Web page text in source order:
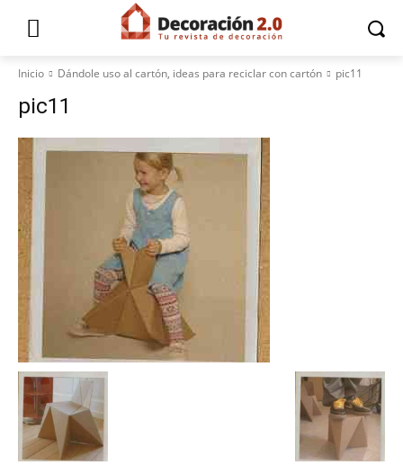
Inicio Dándole uso al cartón, ideas para reciclar con cartón pic11
pic11